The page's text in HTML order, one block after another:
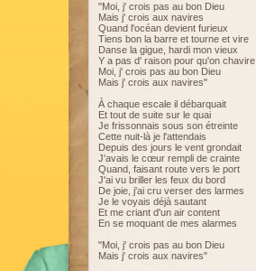
"Moi, j' crois pas au bon Dieu
Mais j' crois aux navires
Quand l'océan devient furieux
Tiens bon la barre et tourne et vire
Danse la gigue, hardi mon vieux
Y a pas d' raison pour qu'on chavire
Moi, j' crois pas au bon Dieu
Mais j' crois aux navires"
À chaque escale il débarquait
Et tout de suite sur le quai
Je frissonnais sous son étreinte
Cette nuit-là je l'attendais
Depuis des jours le vent grondait
J'avais le cœur rempli de crainte
Quand, faisant route vers le port
J'ai vu briller les feux du bord
De joie, j'ai cru verser des larmes
Je le voyais déjà sautant
Et me criant d'un air content
En se moquant de mes alarmes
"Moi, j' crois pas au bon Dieu
Mais j' crois aux navires"